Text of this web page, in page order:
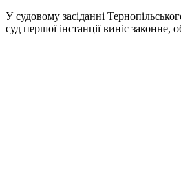
У судовому засіданні
суд першої інстанції виніс